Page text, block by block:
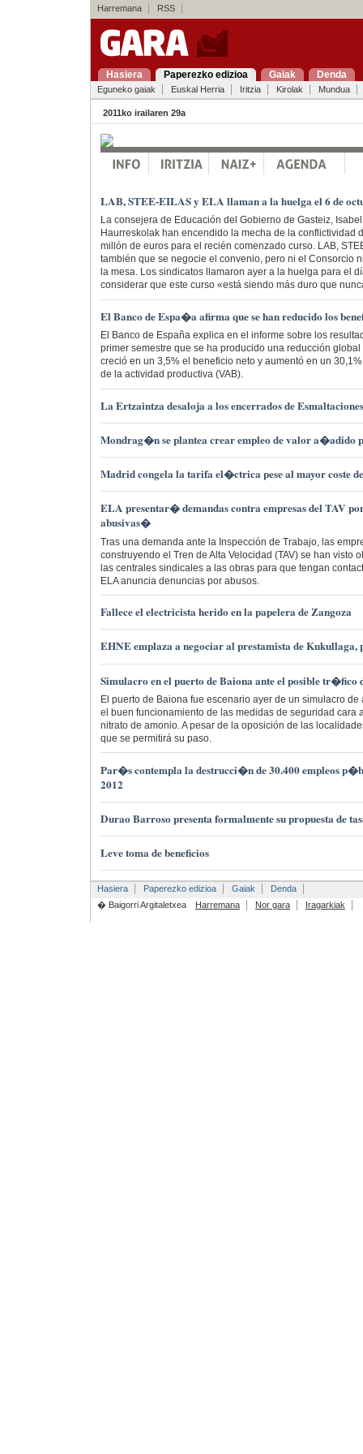
Harremana RSS
Hasiera Paperezko edizioa Gaiak Denda
Eguneko gaiak Euskal Herria Iritzia Kirolak Mundua
2011ko irailaren 29a
LAB, STEE-EILAS y ELA llaman a la huelga el 6 de
La consejera de Educación del Gobierno de Gasteiz,
Haurreskolak han encendido la mecha de la conflictividad
millón de euros para el recién comenzado curso. LAB,
también que se negocie el convenio, pero ni el Consorcio
la mesa. Los sindicatos llamaron ayer a la huelga para el
considerar que este curso «está siendo más duro que
El Banco de Espa�a afirma que se han reducido los
El Banco de España explica en el informe sobre los
primer semestre que se ha producido una reducción
creció en un 3,5% el beneficio neto y aumentó en un
de la actividad productiva (VAB).
La Ertzaintza desaloja a los encerrados de Esmaltaciones
Mondrag�n se plantea crear empleo de valor a�adido
Madrid congela la tarifa el�ctrica pese al mayor coste
ELA presentar� demandas contra empresas del TAV
abusivas�
Tras una demanda ante la Inspección de Trabajo, las
construyendo el Tren de Alta Velocidad (TAV) se han visto
las centrales sindicales a las obras para que tengan
ELA anuncia denuncias por abusos.
Fallece el electricista herido en la papelera de Zangoza
EHNE emplaza a negociar al prestamista de Kukullaga,
Simulacro en el puerto de Baiona ante el posible tr�fico
El puerto de Baiona fue escenario ayer de un simulacro
el buen funcionamiento de las medidas de seguridad cara
nitrato de amonio. A pesar de la oposición de las
que se permitirá su paso.
Par�s contempla la destrucci�n de 30.400 empleos
2012
Durao Barroso presenta formalmente su propuesta de
Leve toma de beneficios
Hasiera Paperezko edizioa Gaiak
Denda
� Baigorri Argitaletxea
Harremana Nor gara Iragarkiak